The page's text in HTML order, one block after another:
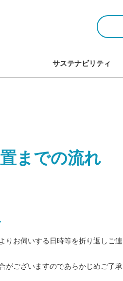
サステナビリティ
までの流れ
りお伺いする日時等を折り返しご連
がございますのであらかじめご了承